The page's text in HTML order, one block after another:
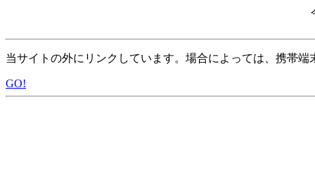
当サイトの外にリンクしています。場合によっては、携帯
GO!